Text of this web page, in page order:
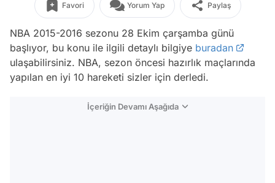
Favori Yorum Yap Paylaş
NBA 2015-2016 sezonu 28 Ekim çarşamba günü
başlıyor, bu konu ile ilgili detaylı bilgiye buradan
ulaşabilirsiniz. NBA, sezon öncesi hazırlık maçlarında
yapılan en iyi 10 hareketi sizler için derledi.
İçeriğin Devamı Aşağıda